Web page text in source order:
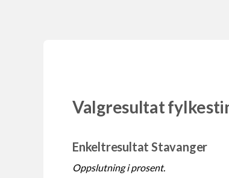
Valgresultat
Enkeltresultat Stavanger
Oppslutning i prosent.